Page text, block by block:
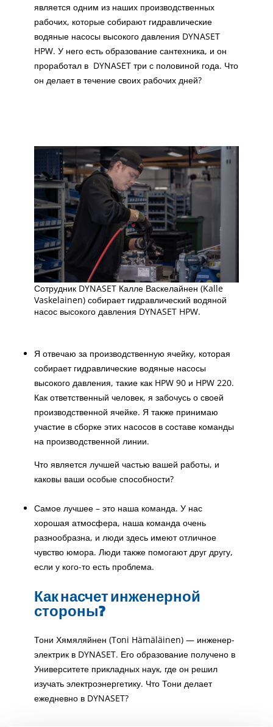
является одним из наших производственных
рабочих, которые собирают гидравлические
водяные насосы высокого давления DYNASET
HPW. У него есть образование сантехника, и он
проработал в DYNASET три с половиной года. Что
он делает в течение своих рабочих дней?
Сотрудник DYNASET Калле Васкелайнен (Kalle
Vaskelainen) собирает гидравлический водяной
насос высокого давления DYNASET HPW.
Я отвечаю за производственную ячейку, которая
собирает гидравлические водяные насосы
высокого давления, такие как HPW 90 и HPW 220.
Как ответственный человек, я забочусь о своей
производственной ячейке. Я также принимаю
участие в сборке этих насосов в составе команды
на производственной линии.
Что является лучшей частью вашей работы, и
каковы ваши особые способности?
Самое лучшее – это наша команда. У нас
хорошая атмосфера, наша команда очень
разнообразна, и люди здесь имеют отличное
чувство юмора. Люди также помогают друг другу,
если у кого-то есть проблема.
Как насчет инженерной
стороны?
Тони Хямяляйнен (Toni Hämäläinen) — инженер-
электрик в DYNASET. Его образование получено в
Университете прикладных наук, где он решил
изучать электроэнергетику. Что Тони делает
ежедневно в DYNASET?